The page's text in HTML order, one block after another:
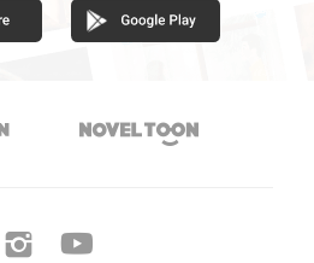

 